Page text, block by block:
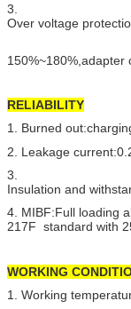
3.
Over voltage
150%~180%,adapter
RELIABILITY
1. Burned
2. Leakage
3.
Insulation and
4. MIBF:Full loading
217F standard with
WORKING
1. Working